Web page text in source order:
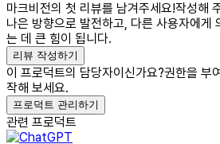
마크비전의 첫 리뷰를 남겨주세요!작성해
나은 방향으로 발전하고, 다른 사용자에게
는 데 큰 힘이 됩니다.
리뷰 작성하기
이 프로덕트의 담당자이신가요?권한을 부
작해 보세요.
프로덕트 관리하기
관련 프로덕트